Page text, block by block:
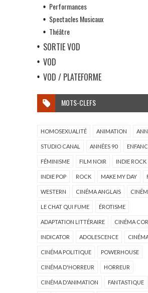
Performances
Spectacles Musicaux
Théâtre
SORTIE VOD
VOD
VOD / PLATEFORME
MOTS-CLEFS
HOMOSEXUALITÉ ANIMATION
STUDIO CANAL ANNÉES 90
FÉMINISME FILM NOIR INDIE ROCK
INDIE POP ROCK MAKE MY DAY
WESTERN CINÉMA ANGLAIS
LE CHAT QUI FUME ÉROTISME
ADAPTATION LITTÉRAIRE CINÉMA
INDICATOR ADOLESCENCE
CINÉMA POLITIQUE POWERHOUSE
CINÉMA D'HORREUR HORREUR
CINÉMA D'ANIMATION FANTASTIQUE